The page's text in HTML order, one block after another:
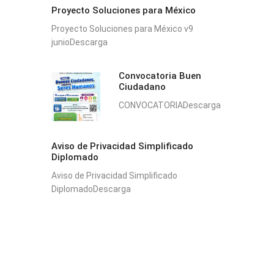
Proyecto Soluciones para México
Proyecto Soluciones para México v9
junioDescarga
Convocatoria Buen
Ciudadano
CONVOCATORIADescarga
Aviso de Privacidad Simplificado
Diplomado
Aviso de Privacidad Simplificado
DiplomadoDescarga